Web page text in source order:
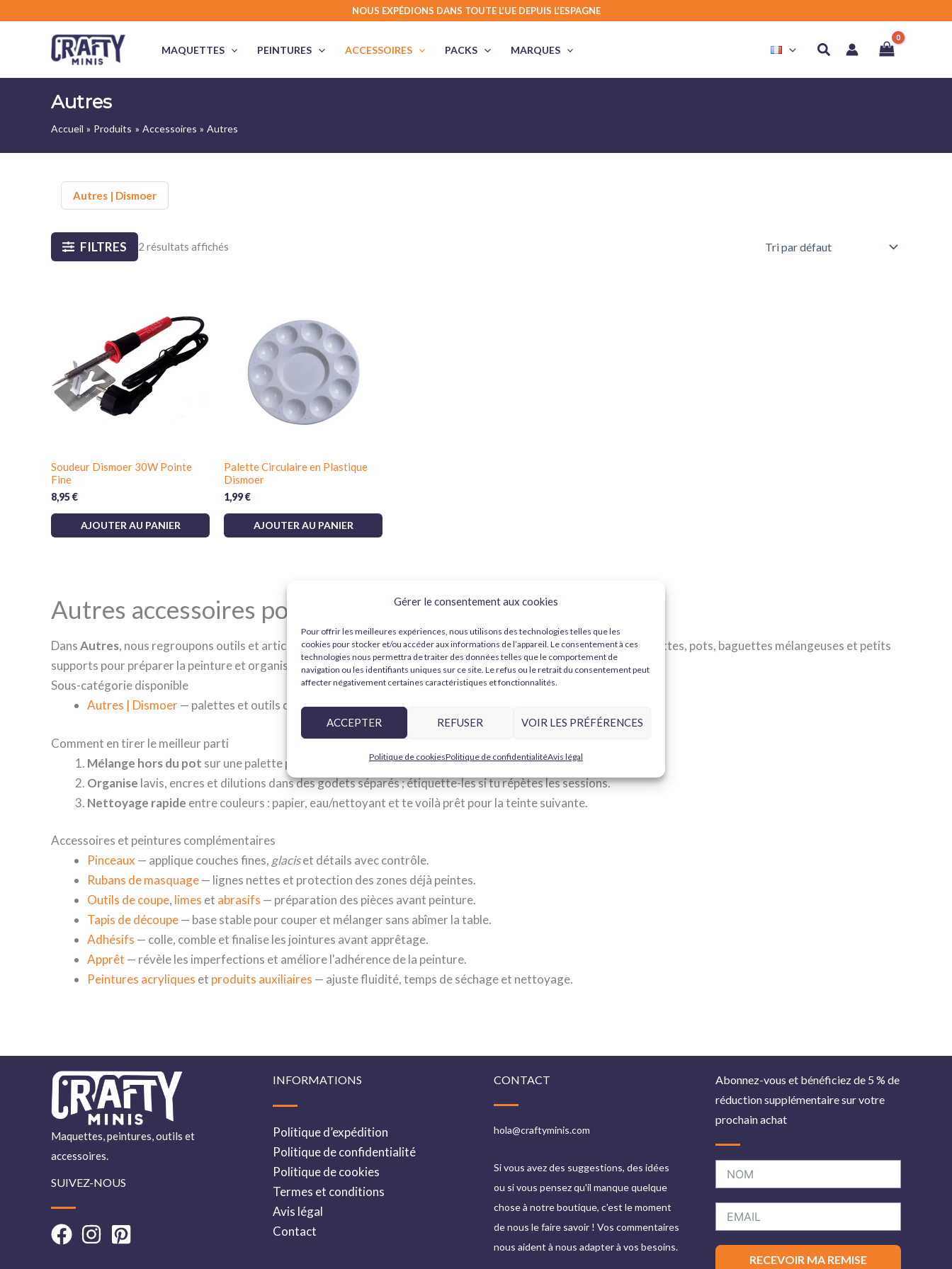
Gérer le consentement aux cookies
Pour offrir les meilleures expériences, nous utilisons des technologies telles que les
cookies pour stocker et/ou accéder aux informations de l’appareil. Le consentement à ces
technologies nous permettra de traiter des données telles que le comportement de
navigation ou les identifiants uniques sur ce site. Le refus ou le retrait du consentement peut
affecter négativement certaines caractéristiques et fonctionnalités.
ACCEPTER REFUSER VOIR LES PRÉFÉRENCES
Politique de cookiesPolitique de confidentialitéAvis légal
NOUS EXPÉDIONS DANS TOUTE L’UE DEPUIS L’ESPAGNE
MAQUETTES PEINTURES ACCESSOIRES PACKS MARQUES Rechercher
Autres
Accueil Produits Accessoires Autres
Autres | Dismoer
FILTRES 2 résultats affichés
Soudeur Dismoer 30W Pointe
Fine
8,95€
AJOUTER AU PANIER
Palette Circulaire en Plastique
Dismoer
1,99€
AJOUTER AU PANIER
Autres accessoires pour le modélisme et les figurines
DansAutres, nous regroupons outils et articles utiles qui facilitent la vie à l'établi :palettes de mélange, comptes-gouttes, pots, baguettes mélangeuses et petits
supports pour préparer la peinture et organiser ta table avant apprêtage et peinture.
Sous-catégorie disponible
Autres | Dismoer— palettes et outils de base pour préparer les mélanges et travailler confortablement.
Comment en tirer le meilleur parti
Mélange hors du pot sur une palette pour ne pas contaminer la couleur d'origine et contrôler la dilution.
Organise lavis, encres et dilutions dans des godets séparés ; étiquette-les si tu répètes les sessions.
Nettoyage rapide entre couleurs : papier, eau/nettoyant et te voilà prêt pour la teinte suivante.
Accessoires et peintures complémentaires
Pinceaux — applique couches fines, glaciset détails avec contrôle.
Rubans de masquage— lignes nettes et protection des zones déjà peintes.
Outils de coupe, limes et abrasifs — préparation des pièces avant peinture.
Tapis de découpe— base stable pour couper et mélanger sans abîmer la table.
Adhésifs — colle, comble et finalise les jointures avant apprêtage.
Apprêt — révèle les imperfections et améliore l'adhérence de la peinture.
Peintures acryliques et produits auxiliaires — ajuste fluidité, temps de séchage et nettoyage.
Maquettes, peintures, outils et
accessoires.
SUIVEZ-NOUS
INFORMATIONS
Politique d’expédition
Politique de confidentialité
Politique de cookies
Termes et conditions
Avis légal
Contact
CONTACT
hola@craftyminis.com
Si vous avez des suggestions, des idées
ou si vous pensez qu'il manque quelque
chose à notre boutique, c'est le moment
de nous le faire savoir ! Vos commentaires
nous aident à nous adapter à vos besoins.
Abonnez-vous et bénéficiez de 5 % de
réduction supplémentaire sur votre
prochain achat
RECEVOIR MA REMISE